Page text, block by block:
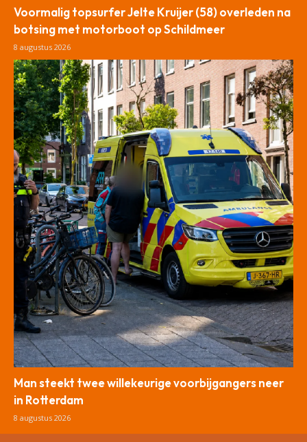
Voormalig topsurfer Jelte Kruijer (58) overleden na
botsing met motorboot op Schildmeer
8 augustus 2026
Man steekt twee willekeurige voorbijgangers neer
in Rotterdam
8 augustus 2026